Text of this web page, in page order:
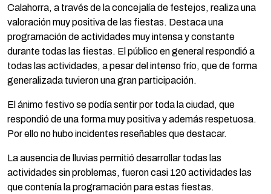
Calahorra, a través de la concejalía de festejos, realiza una
valoración muy positiva de las fiestas. Destaca una
programación de actividades muy intensa y constante
durante todas las fiestas. El público en general respondió a
todas las actividades, a pesar del intenso frío, que de forma
generalizada tuvieron una gran participación.
El ánimo festivo se podía sentir por toda la ciudad, que
respondió de una forma muy positiva y además respetuosa.
Por ello no hubo incidentes reseñables que destacar.
La ausencia de lluvias permitió desarrollar todas las
actividades sin problemas, fueron casi 120 actividades las
que contenía la programación para estas fiestas.